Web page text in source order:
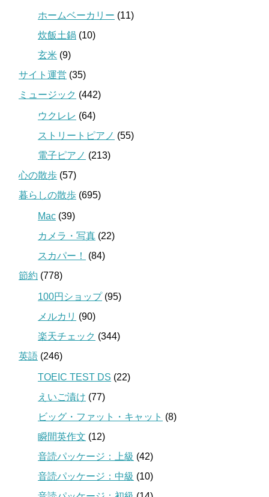
ホームベーカリー (11)
炊飯土鍋 (10)
玄米 (9)
サイト運営 (35)
ミュージック (442)
ウクレレ (64)
ストリートピアノ (55)
電子ピアノ (213)
心の散歩 (57)
暮らしの散歩 (695)
Mac (39)
カメラ・写真 (22)
スカパー！
(84)
節約 (778)
100円ショップ(95)
メルカリ (90)
楽天チェック (344)
英語 (246)
TOEIC TEST DS (22)
えいご漬け (77)
ビッグ・ファット・キャット (8)
瞬間英作文 (12)
音読パッケージ：上級 (42)
音読パッケージ：中級 (10)